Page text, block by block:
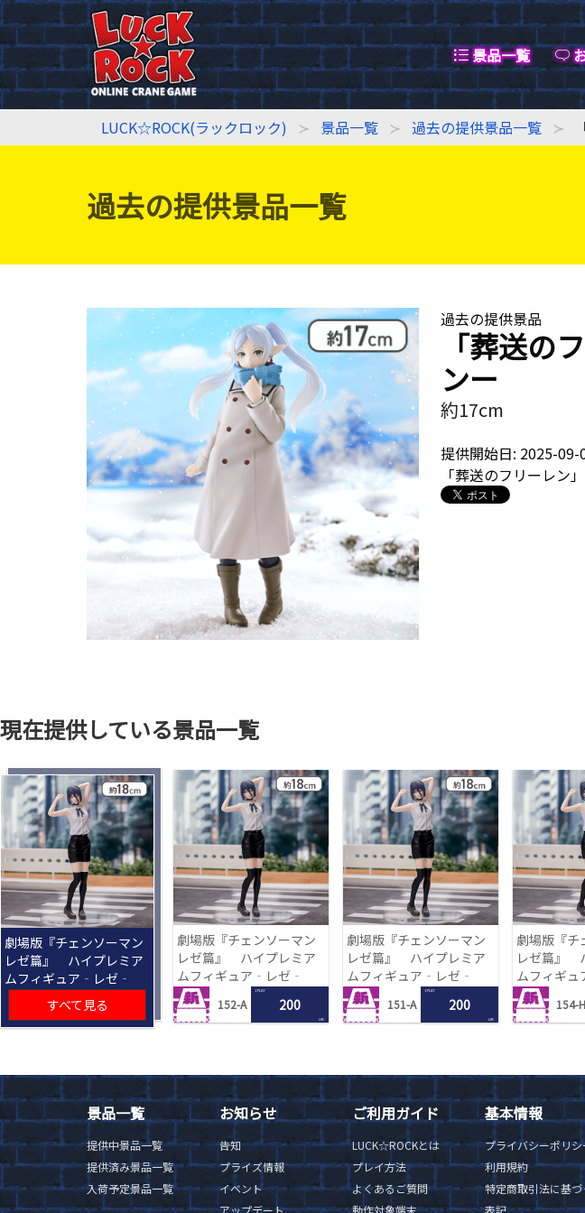
景品一覧
LUCK☆ROCK(ラックロック) 景品一覧 過去の提供景品一覧
過去の提供景品一覧
過去の提供景品
「葬送の
ンー
約17cm
提供開始日: 2025-09-
「葬送のフリーレン
現在提供している景品一覧
劇場版『チェンソーマン
レゼ篇』 ハイプレミア
ムフィギュア‐レゼ‐
すべて見る
劇場版『チェンソーマン
レゼ篇』 ハイプレミア
ムフィギュア‐レゼ‐
152-A
1 PLAY
200
LRC
劇場版『チェンソーマン
レゼ篇』 ハイプレミア
ムフィギュア‐レゼ‐
151-A
1 PLAY
200
LRC
劇場版『チ
レゼ篇』
ムフィギ
154-H
景品一覧
提供中景品一覧
提供済み景品一覧
入荷予定景品一覧
お知らせ
告知
プライズ情報
イベント
アップデート
ご利用ガイド
LUCK☆ROCKとは
プレイ方法
よくあるご質問
動作対象端末
基本情報
プライバシーポリシ
利用規約
特定商取引法に基づ
表記